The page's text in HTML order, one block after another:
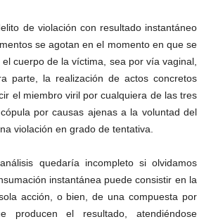
de violación con resultado instantáneo
se agotan en el momento en que se
cuerpo de la víctima, sea por vía vaginal,
parte, la realización de actos concretos
el miembro viril por cualquiera de las tres
por causas ajenas a la voluntad del
violación en grado de tentativa.
quedaría incompleto si olvidamos
instantánea puede consistir en la
acción, o bien, de una compuesta por
producen el resultado, atendiéndose